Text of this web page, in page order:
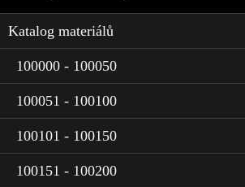
Katalog materiálů
100000 - 100050
100051 - 100100
100101 - 100150
100151 - 100200